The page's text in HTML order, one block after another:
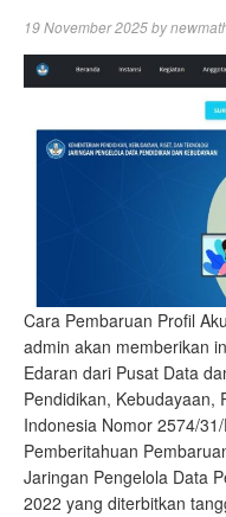
19 November 2025by
Cara Pembaruan Profil
admin akan memberikan
Edaran dari Pusat Data
Pendidikan, Kebudayaan,
Indonesia Nomor 2574/
Pemberitahuan
Jaringan Pengelola Data
2022 yang diterbitkan